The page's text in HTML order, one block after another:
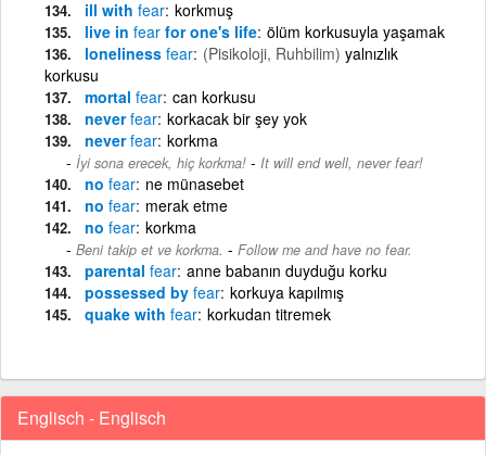
ill with fear korkmuş
live in fear for one's life ölüm korkusuyla yaşamak
loneliness fear (Pisikoloji, Ruhbilim) yalnızlık
korkusu
mortal fear can korkusu
neverfear korkacak bir şey yok
neverfear korkma
İyi sona erecek, hiç korkma! - It will end well, never fear!
no fear ne münasebet
no fear merak etme
no fear korkma
Beni takip et ve korkma. - Follow me and have no fear.
parental fear anne babanın duyduğu korku
possessed by fear korkuya kapılmış
quake with fear korkudan titremek
Englisch - Englisch